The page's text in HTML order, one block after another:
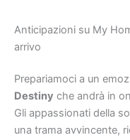
Anticipazioni su My
arrivo
Prepariamoci a un
Destiny che andrà in
Gli appassionati della
una trama avvincente,